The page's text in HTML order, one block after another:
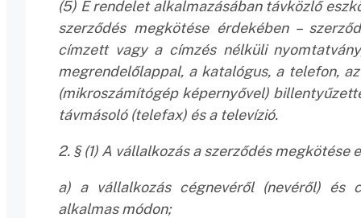
(5) E rendelet alkalmazásában távközlő
szerződés megkötése érdekében –
címzett vagy a címzés nélküli
megrendelőlappal, a katalógus, a telefon,
(mikroszámítógép képernyővel)
távmásoló (telefax) és a televízió.
2. § (1) A vállalkozás a szerződés
a) a vállalkozás cégnevéről (nevéről) és
alkalmas módon;